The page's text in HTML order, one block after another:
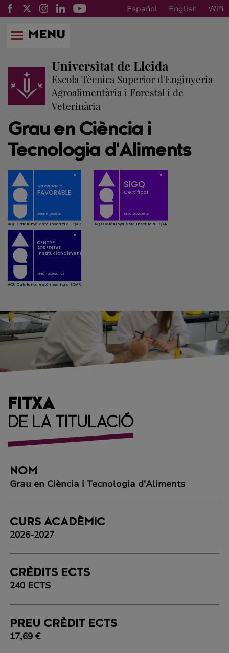
Español English Wifi
MENU
Universitat de Lleida
Escola Tècnica Superior d'Enginyeria
Agroalimentària i Forestal i de
Veterinària
Grau en Ciència i
Tecnologia d'Aliments
FITXA
DE LA TITULACIÓ
NOM
Grau en Ciència i Tecnologia d'Aliments
CURS ACADÈMIC
2026-2027
CRÈDITS ECTS
240 ECTS
PREU CRÈDIT ECTS
17,69 €